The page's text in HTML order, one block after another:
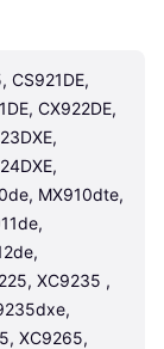
CX922DE,
MX910dte,
XC9235 ,
XC9265,